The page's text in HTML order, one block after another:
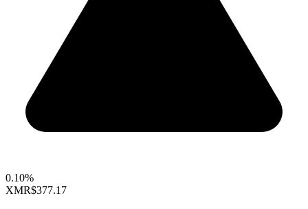
0.10%
XMR$377.17